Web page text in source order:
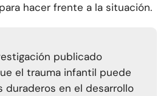
hacer frente a la situación.
publicado
el trauma infantil puede
duraderos en el desarrollo